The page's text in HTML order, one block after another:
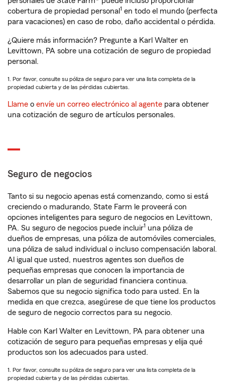
cobertura de propiedad personal 1 en todo el mundo (perfecta
para vacaciones) en caso de robo, daño accidental o pérdida.
¿Quiere más información? Pregunte a Karl Walter en
Levittown, PA sobre una cotización de seguro de propiedad
personal.
1. Por favor, consulte su póliza de seguro para ver una lista completa de la
propiedad cubierta y de las pérdidas cubiertas.
Llame o envíe un correo electrónico al agente para obtener
una cotización de seguro de artículos personales.
Seguro de negocios
Tanto si su negocio apenas está comenzando, como si está
creciendo o madurando, State Farm le proveerá con
opciones inteligentes para seguro de negocios en Levittown,
PA. Su seguro de negocios puede incluir1 una póliza de
dueños de empresas, una póliza de automóviles comerciales,
una póliza de salud individual o incluso compensación laboral.
Al igual que usted, nuestros agentes son dueños de
pequeñas empresas que conocen la importancia de
desarrollar un plan de seguridad financiera continua.
Sabemos que su negocio significa todo para usted. En la
medida en que crezca, asegúrese de que tiene los productos
de seguro de negocio correctos para su negocio.
Hable con Karl Walter en Levittown, PA para obtener una
cotización de seguro para pequeñas empresas y elija qué
productos son los adecuados para usted.
1. Por favor, consulte su póliza de seguro para ver una lista completa de la
propiedad cubierta y de las pérdidas cubiertas.